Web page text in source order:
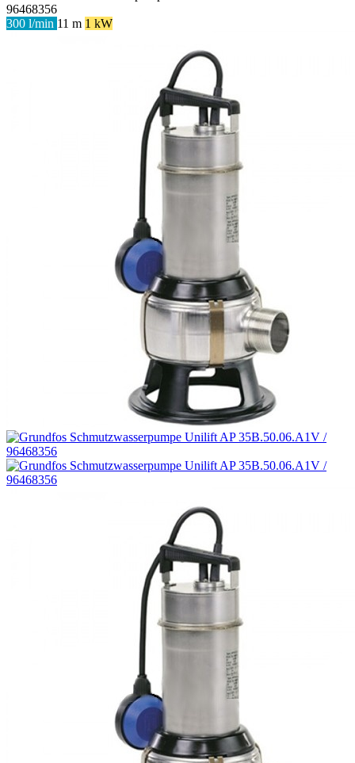
96468356
300 l/min 11 m 1 kW